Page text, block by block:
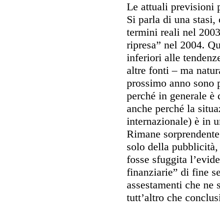
Le attuali previsioni
Si parla di una
termini reali nel
ripresa” nel 2004.
inferiori alle
altre fonti – ma
prossimo anno
perché in generale
anche perché la
internazionale) è in
Rimane
solo della
fosse sfuggita
finanziarie” di fine
assestamenti che
tutt’altro che